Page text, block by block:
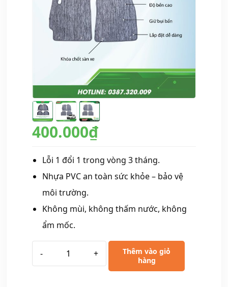
400.000₫
Lỗi 1 đổi 1 trong vòng 3 tháng.
Nhựa PVC an toàn sức khỏe – bảo vệ
môi trường.
Không mùi, không thấm nước, không
ẩm mốc.
- +
Thêm vào giỏ
hàng